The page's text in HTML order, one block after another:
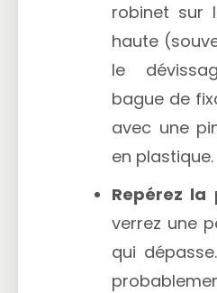
robinet sur
haute
le
bague de
avec une
en plastique.
Repérez
verrez une
qui